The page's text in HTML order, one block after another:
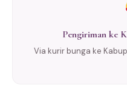
Pengiriman ke
Via kurir bunga ke